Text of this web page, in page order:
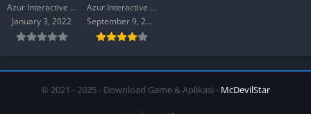
Azur Interactive Games Limited
January 3, 2022
Azur Interactive Games Limited
September 9, 2021
© 2021 - 2025 - Download Game & Aplikasi - McDevilStar